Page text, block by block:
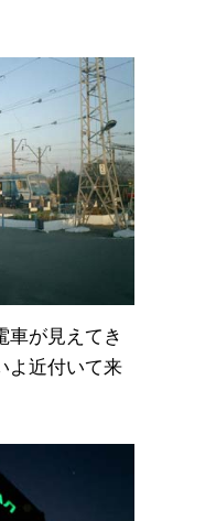
車が見えてき
よ近付いて来